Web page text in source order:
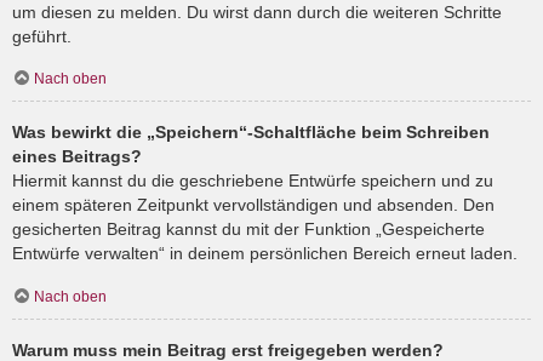
um diesen zu melden. Du wirst dann durch die weiteren Schritte
geführt.
Nach oben
Was bewirkt die „Speichern“-Schaltfläche beim Schreiben
eines Beitrags?
Hiermit kannst du die geschriebene Entwürfe speichern und zu
einem späteren Zeitpunkt vervollständigen und absenden. Den
gesicherten Beitrag kannst du mit der Funktion „Gespeicherte
Entwürfe verwalten“ in deinem persönlichen Bereich erneut laden.
Nach oben
Warum muss mein Beitrag erst freigegeben werden?